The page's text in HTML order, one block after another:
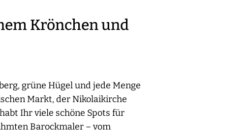
Krönchen und
grüne Hügel und jede Menge
Markt, der Nikolaikirche
Ihr viele schöne Spots für
Barockmaler – vom